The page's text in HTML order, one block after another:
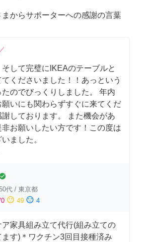
からサポーターへの感謝の言葉
して完璧にIKEAのテーブルと
くださいました！！あっという
のでびっくりしました。 年内
いにも関わらずすぐに来てくだ
しております。 また機会があ
非お願いしたい方です！この度は
ました。
代 / 東京都
sentiment_neutral 49 sentiment_dissatisfied 4
ア家具組み立て代行(組み立ての
す)＊ワクチン3回目接種済み